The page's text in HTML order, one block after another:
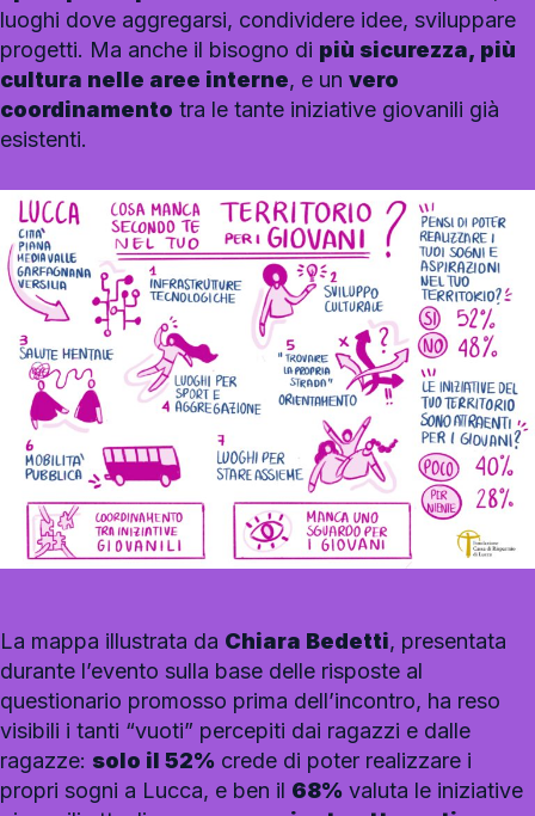
luoghi dove aggregarsi, condividere idee, sviluppare
progetti. Ma anche il bisogno di più sicurezza, più
cultura nelle aree interne, e un vero
coordinamento tra le tante iniziative giovanili già
esistenti.
La mappa illustrata da Chiara Bedetti, presentata
durante l’evento sulla base delle risposte al
questionario promosso prima dell’incontro, ha reso
visibili i tanti “vuoti” percepiti dai ragazzi e dalle
ragazze: solo il 52% crede di poter realizzare i
propri sogni a Lucca, e ben il 68% valuta le iniziative